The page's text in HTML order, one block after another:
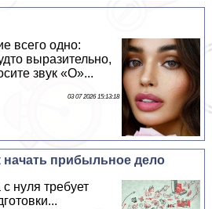
всего одно:
выразительно,
звук «О»...
03 07 2026 15:13:18
начать прибыльное дело
нуля требует